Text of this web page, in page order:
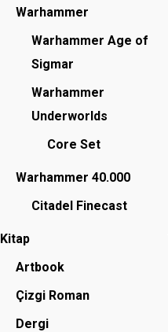
Warhammer
Warhammer Age of
Sigmar
Warhammer
Underworlds
Core Set
Warhammer 40.000
Citadel Finecast
Kitap
Artbook
Çizgi Roman
Dergi